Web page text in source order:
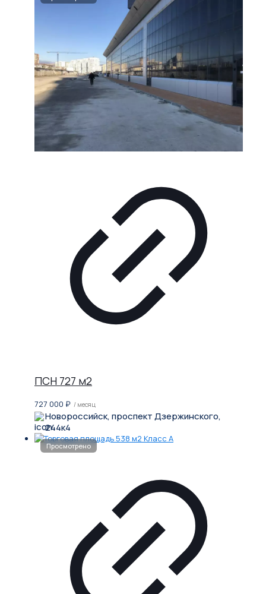
ПСН 727 м2
727 000 ₽ / месяц
Новороссийск, проспект Дзержинского,
244к4